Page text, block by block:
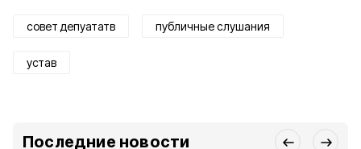
совет депуататв публичные слушания
устав
Последние новости